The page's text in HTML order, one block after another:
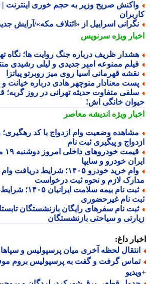
صریح وزیر به حجم خوری اینترنت |
اسراییل از «ائتلاف مکه»/آرایش جدید
ویژهسرنویس
ظریف درباره جنگ روایت ها؛ نگاه
ممنوعه امیر جدیدی و لیلی رشیدی
قهرمانی آسیا روی میز روبرتو پیاتزا
معنادار منوچهر هادی درباره خیانت و
متفاوت حدیثه تهرانی در روز گربه؛ قاب
خانگی اش!
ویژهاندیشه معاصر
وضعیت وام ازدواج با کد رهگیری؛
و پیگیری ثبت نام
خودرو و سایپا
وام خرید خودرو ۱۴۰۵؛ شرایط
لازم و نحوه ثبت درخواست
ثبت نام بیمه سلامت
نام غیرحضوری
و سیاحتی بازنشستگان
داغ:
لحظه آخری میان پرسپولیس و سپاهان
گرفت و گفت به پرسپولیس بروم موفق